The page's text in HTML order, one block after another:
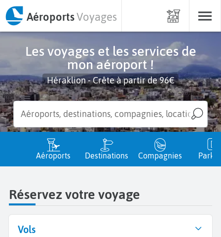
AéroportsVoyages
Les voyages et les services de
mon aéroport !
Héraklion - Crête à partir de 96€
Aéroports Destinations Compagnies
Réservez votre voyage
Vols